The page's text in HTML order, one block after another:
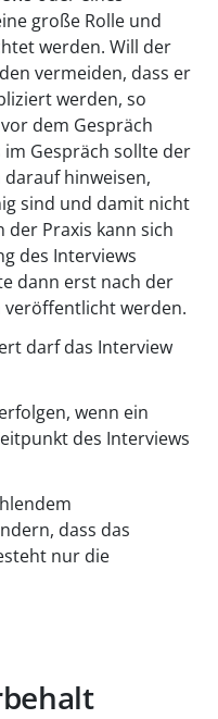
große Rolle und
werden. Will der
vermeiden, dass er
werden, so
dem Gespräch
Gespräch sollte der
hinweisen,
sind und damit nicht
Praxis kann sich
des Interviews
dann erst nach der
veröffentlicht werden.
darf das Interview
wenn ein
des Interviews
dass das
nur die